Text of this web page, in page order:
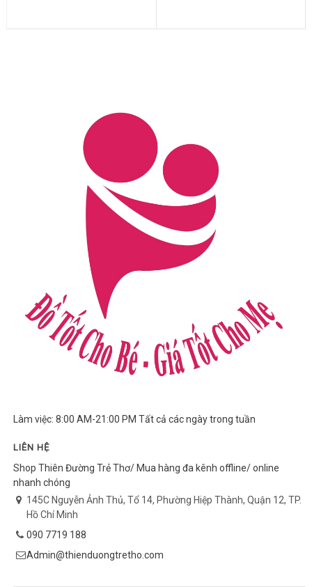
Làm việc: 8:00 AM-21:00 PM Tất cả các ngày trong tuần
LIÊN HỆ
Shop Thiên Đường Trẻ Thơ/ Mua hàng đa kênh offline/ online
nhanh chóng
145C Nguyễn Ảnh Thủ, Tổ 14, Phường Hiệp Thành, Quận 12, TP.
Hồ Chí Minh
090 7719 188
Admin@thienduongtretho.com